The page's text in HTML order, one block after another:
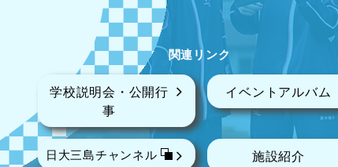
関連リンク
学校説明会・公開行
事
イベントアルバム
日大三島チャンネル 施設紹介